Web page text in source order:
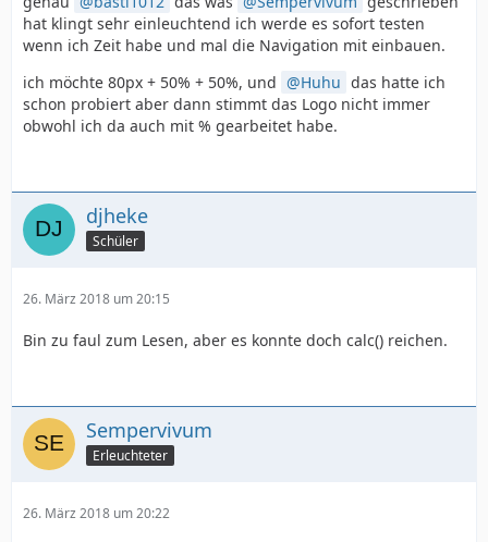
</html>
hat klingt sehr einleuchtend ich werde es sofort testen
wenn ich Zeit habe und mal die Navigation mit einbauen.
ich möchte 80px + 50% + 50%, und
Huhu das hatte ich
schon probiert aber dann stimmt das Logo nicht immer
obwohl ich da auch mit % gearbeitet habe.
djheke
Schüler
26. März 2018 um 20:15
Bin zu faul zum Lesen, aber es konnte doch calc() reichen.
Sempervivum
Erleuchteter
26. März 2018 um 20:22